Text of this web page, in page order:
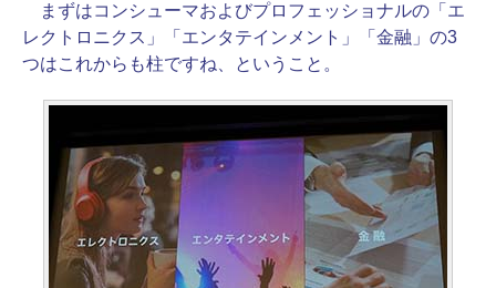
まずはコンシューマおよびプロフェッショナルの「エ
レクトロニクス」「エンタテインメント」「金融」の3
つはこれからも柱ですね、ということ。